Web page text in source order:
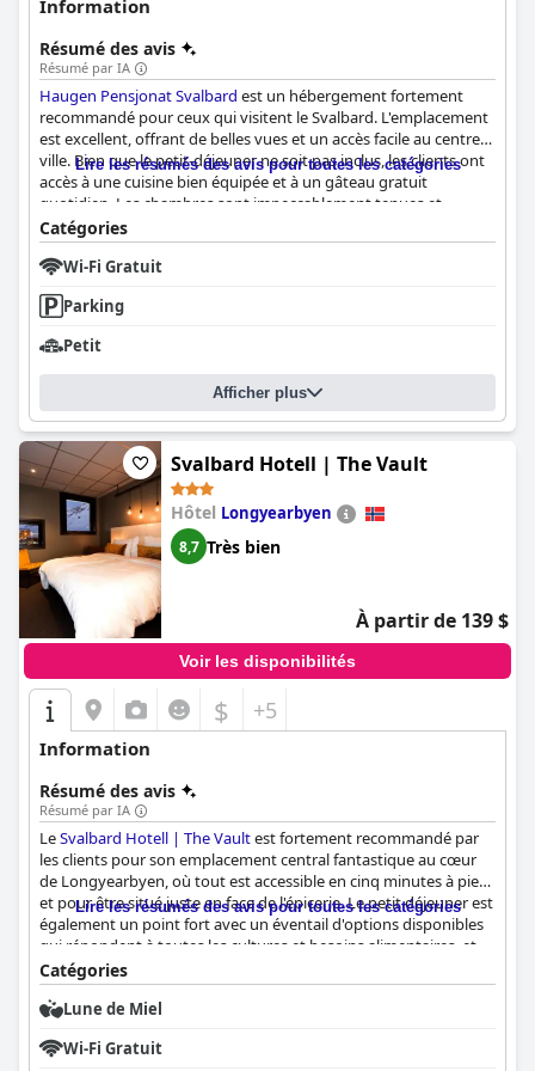
Information
Résumé des avis
Résumé par IA
Haugen Pensjonat Svalbard est un hébergement fortement
recommandé pour ceux qui visitent le Svalbard. L'emplacement
est excellent, offrant de belles vues et un accès facile au centre-
ville. Bien que le petit-déjeuner ne soit pas inclus, les clients ont
accès à une cuisine bien équipée et à un gâteau gratuit
quotidien. Les chambres sont impeccablement tenues et
confortables, avec des espaces communs spacieux et bien
entretenus. Le personnel, dirigé par la directrice Elena, est
incroyablement amical et serviable, ce qui permet aux clients de
se sentir comme chez eux. Les lits sont confortables, offrant une
bonne nuit de sommeil après une journée d'exploration. Dans
confortable et accueillant, adapté aux voyageurs solitaires et
aux familles.
Lire les résumés des avis pour toutes les catégories
Catégories
Wi-Fi Gratuit
Parking
Petit
Afficher plus
Svalbard Hotell | The Vault
Hôtel Longyearbyen
8,7 Très bien
À partir de 139 $
Voir les disponibilités
$ +5
Information
Résumé des avis
Résumé par IA
LeSvalbard Hotell | The Vaultest fortement recommandé par
les clients pour son emplacement central fantastique au cœur
de Longyearbyen, où tout est accessible en cinq minutes à pied,
et pour être situé juste en face de l'épicerie. Le petit déjeuner est
également un point fort avec un éventail d'options disponibles
qui répondent à toutes les cultures et besoins alimentaires, et
avec un personnel attentif aux besoins des clients. Les
chambres offrent un haut niveau de confort et de propreté avec
de belles vues depuis les baies vitrées et un emplacement
pour son amabilité, son serviabilité et son professionnalisme, et
Lire les résumés des avis pour toutes les catégories
Catégories
Lune de Miel
Wi-Fi Gratuit